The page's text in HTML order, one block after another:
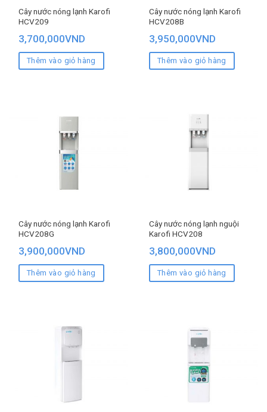
Cây nước nóng lạnh Karofi
HCV209
3,700,000VND
Thêm vào giỏ hàng
Cây nước nóng lạnh Karofi
HCV208B
3,950,000VND
Thêm vào giỏ hàng
Cây nước nóng lạnh Karofi
HCV208G
3,900,000VND
Thêm vào giỏ hàng
Cây nước nóng lạnh nguội
Karofi HCV208
3,800,000VND
Thêm vào giỏ hàng